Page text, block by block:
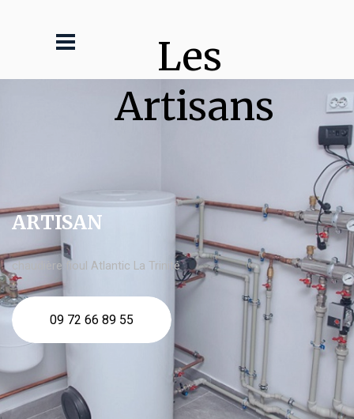
Les
Artisans
ARTISAN
chaudière fioul Atlantic La Trinité
09 72 66 89 55